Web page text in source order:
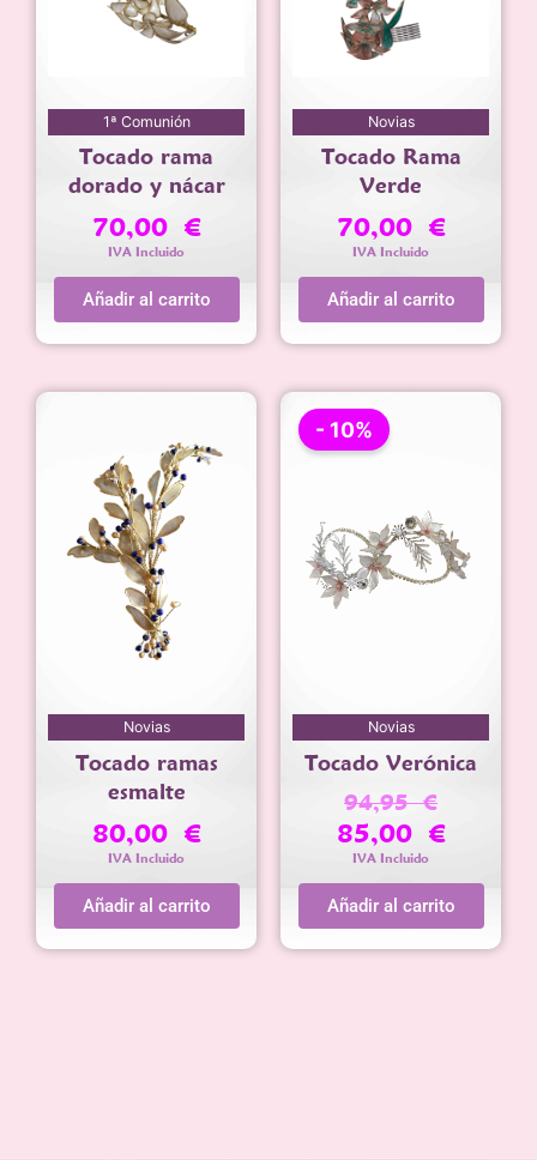
1ª Comunión
Tocado rama
dorado y nácar
70,00 €
IVA Incluido
Añadir al carrito
Novias
Tocado Rama
Verde
70,00 €
IVA Incluido
Añadir al carrito
Novias
Tocado ramas
esmalte
80,00 €
IVA Incluido
Añadir al carrito
- 10%
Novias
Tocado Verónica
94,95€
precio
original
94,95 €.
85,00 €
precio
actual
IVA Incluido
Añadir al carrito